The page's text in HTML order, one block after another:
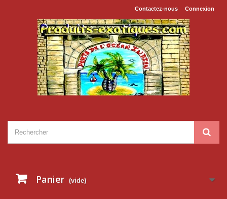
Connexion
Contactez-nous
Panier (vide)